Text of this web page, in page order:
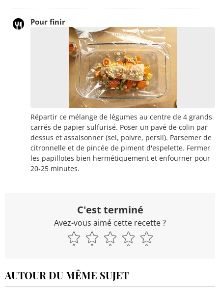
Pour finir
Répartir ce mélange de légumes au centre de 4 grands
carrés de papier sulfurisé. Poser un pavé de colin par
dessus et assaisonner (sel, poivre, persil). Parsemer de
citronnelle et de pincée de piment d'espelette. Fermer
les papillotes bien hermétiquement et enfourner pour
20-25 minutes.
C'est terminé
Avez-vous aimé cette recette ?
AUTOUR DU MÊME SUJET